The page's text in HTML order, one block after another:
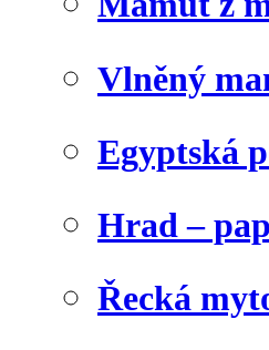
Vlněný
Egyptská
Hrad –
Řecká